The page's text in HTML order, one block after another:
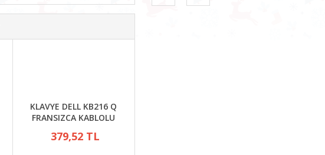
KLAVYE DELL KB216 Q
FRANSIZCA KABLOLU
379,52 TL